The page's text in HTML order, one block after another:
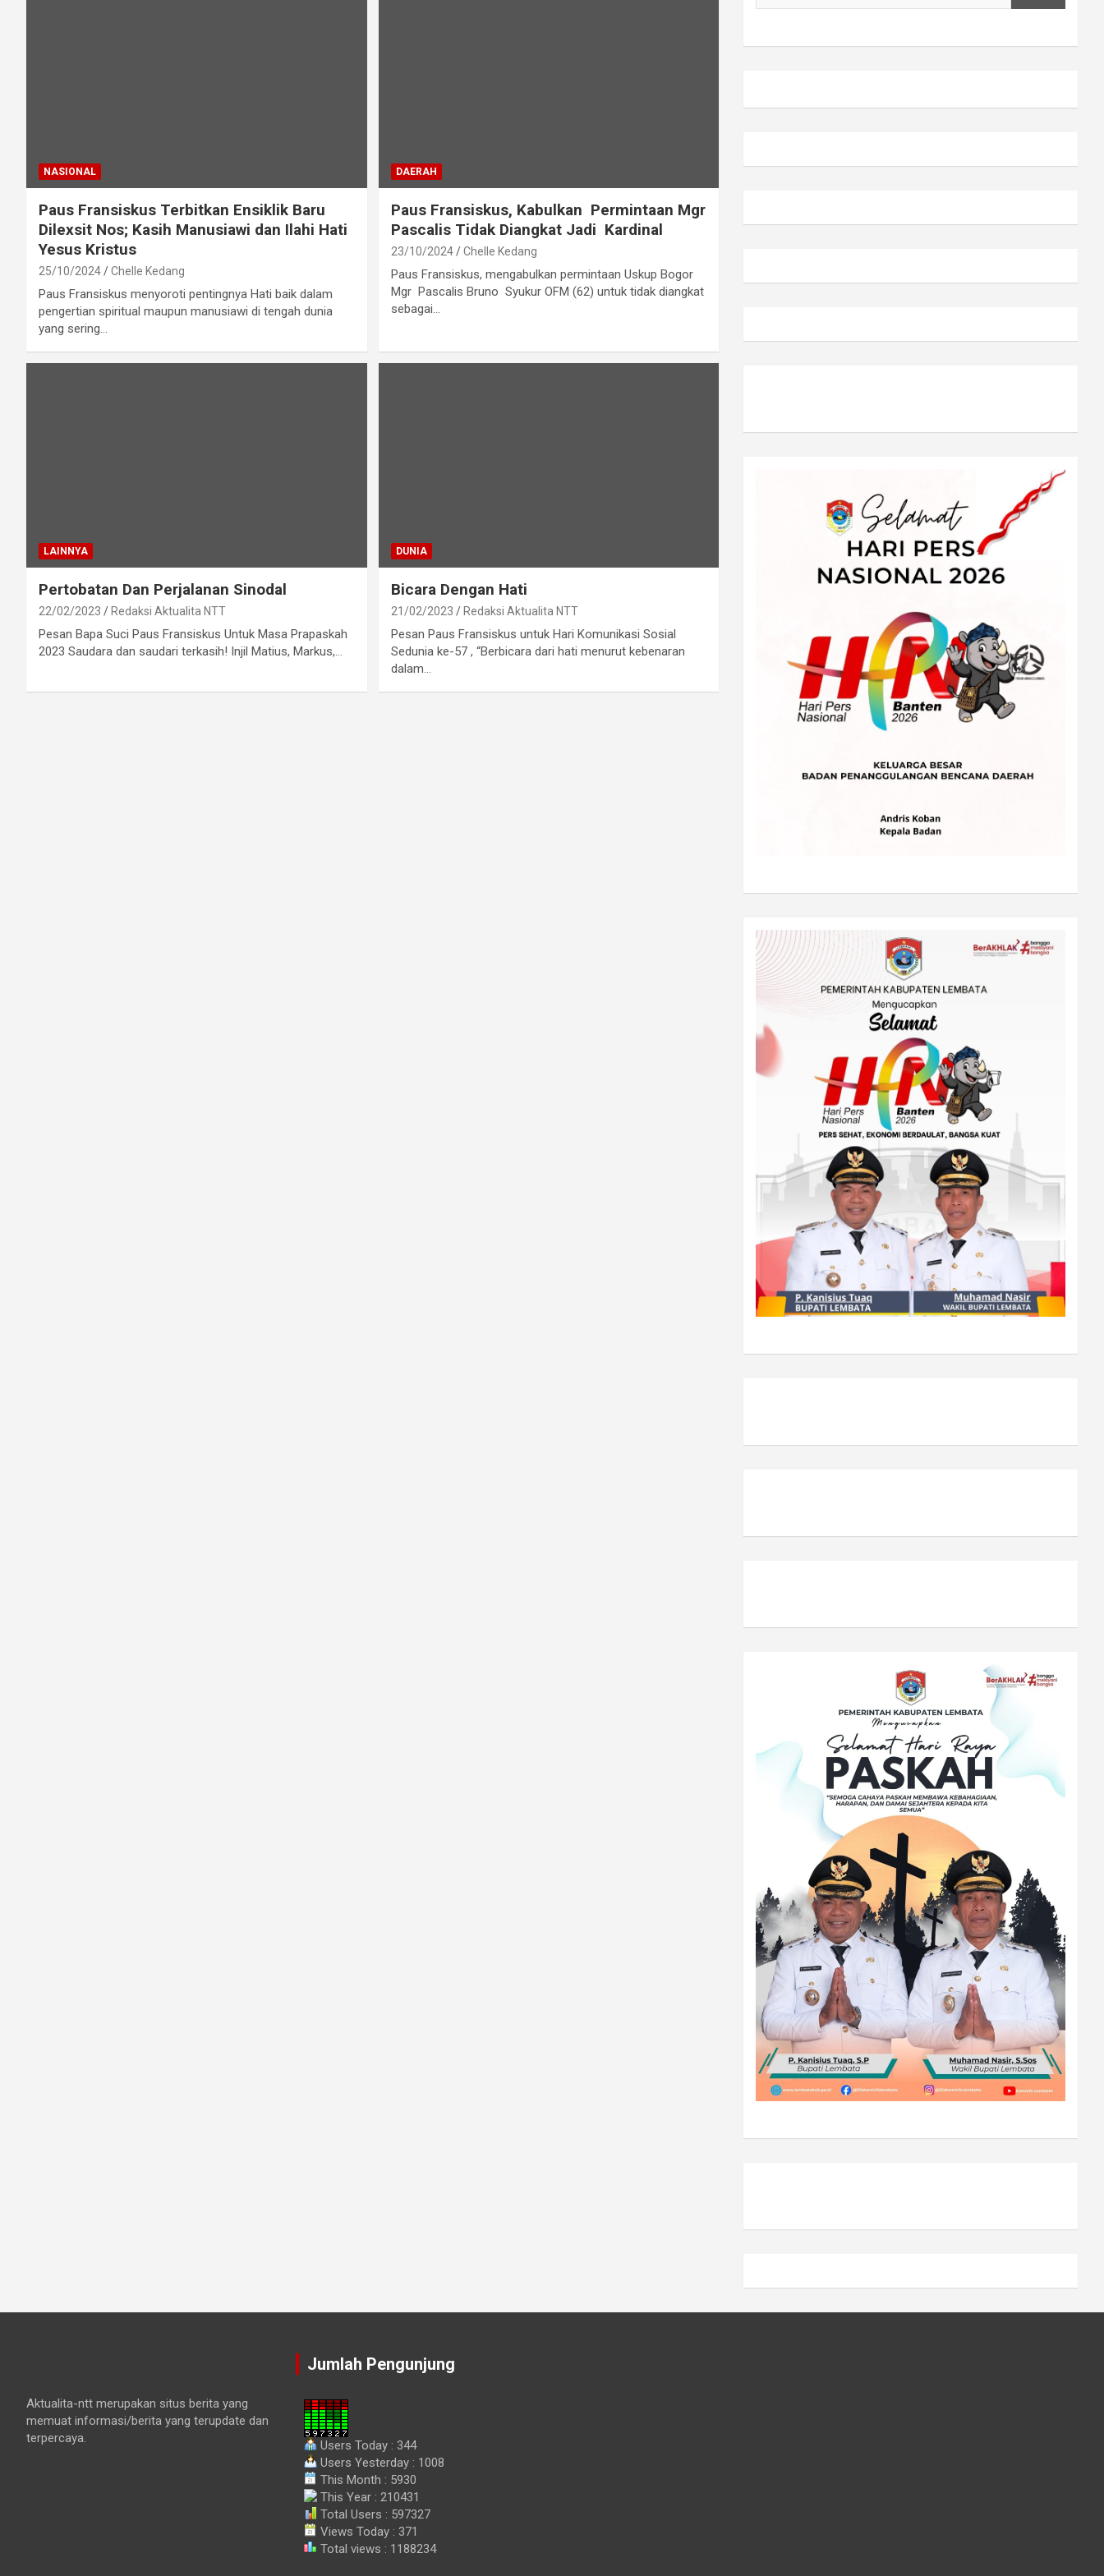
NASIONAL
Paus Fransiskus Terbitkan Ensiklik Baru
Dilexsit Nos; Kasih Manusiawi dan Ilahi Hati
Yesus Kristus
25/10/2024 Chelle Kedang
Paus Fransiskus menyoroti pentingnya Hati baik dalam
pengertian spiritual maupun manusiawi di tengah dunia
yang sering…
DAERAH
Paus Fransiskus, Kabulkan Permintaan Mgr
Pascalis Tidak Diangkat Jadi Kardinal
23/10/2024 Chelle Kedang
Paus Fransiskus, mengabulkan permintaan Uskup Bogor
Mgr Pascalis Bruno Syukur OFM (62) untuk tidak diangkat
sebagai…
LAINNYA
Pertobatan Dan Perjalanan Sinodal
22/02/2023 Redaksi Aktualita NTT
Pesan Bapa Suci Paus Fransiskus Untuk Masa Prapaskah
2023 Saudara dan saudari terkasih! Injil Matius, Markus,…
DUNIA
Bicara Dengan Hati
21/02/2023 Redaksi Aktualita NTT
Pesan Paus Fransiskus untuk Hari Komunikasi Sosial
Sedunia ke-57 , “Berbicara dari hati menurut kebenaran
dalam…
Aktualita-ntt merupakan situs berita yang
memuat informasi/berita yang terupdate dan
terpercaya.
Jumlah Pengunjung
Users Today : 344
Users Yesterday : 1008
This Month : 5930
This Year : 210431
Total Users : 597327
Views Today : 371
Total views : 1188234